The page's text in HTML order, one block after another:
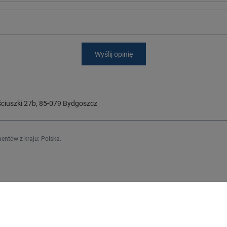
Wyślij opinię
27b, 85-079 Bydgoszcz
z kraju: Polska